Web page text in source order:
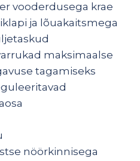
vooderdusega krae
ja lõuakaitsmega
maksimaalse
tagamiseks
nöörkinnisega